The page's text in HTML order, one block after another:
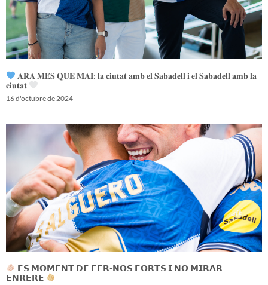
𝐀𝐑𝐀 𝐌𝐄́𝐒 𝐐𝐔𝐄 𝐌𝐀𝐈: 𝐥𝐚 𝐜𝐢𝐮𝐭𝐚𝐭 𝐚𝐦𝐛 𝐞𝐥 𝐒𝐚𝐛𝐚𝐝𝐞𝐥𝐥 𝐢 𝐞𝐥 𝐒𝐚𝐛𝐚𝐝𝐞𝐥𝐥 𝐚𝐦𝐛 𝐥𝐚
𝐜𝐢𝐮𝐭𝐚𝐭
16 d'octubre de 2024
𝗘́𝗦 𝗠𝗢𝗠𝗘𝗡𝗧 𝗗𝗘 𝗙𝗘𝗥-𝗡𝗢𝗦 𝗙𝗢𝗥𝗧𝗦 𝗜 𝗡𝗢 𝗠𝗜𝗥𝗔𝗥
𝗘𝗡𝗥𝗘𝗥𝗘